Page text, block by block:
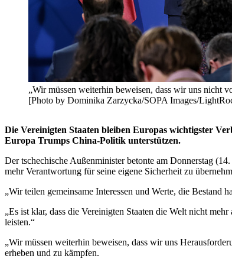
„Wir müssen weiterhin beweisen, dass wir uns nicht
[Photo by Dominika Zarzycka/SOPA Images/
Die Vereinigten Staaten bleiben Europas wichtigster
Europa Trumps China-Politik unterstützen.
Der tschechische Außenminister betonte am Donnerstag
mehr Verantwortung für seine eigene Sicherheit zu
„Wir teilen gemeinsame Interessen und Werte, die Bestand
„Es ist klar, dass die Vereinigten Staaten die Welt nicht
leisten.“
„Wir müssen weiterhin beweisen, dass wir uns
erheben und zu kämpfen.